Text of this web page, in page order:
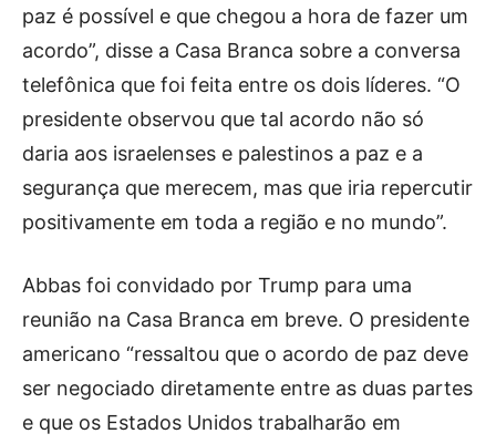
paz é possível e que chegou a hora de fazer um
acordo”, disse a Casa Branca sobre a conversa
telefônica que foi feita entre os dois líderes. “O
presidente observou que tal acordo não só
daria aos israelenses e palestinos a paz e a
segurança que merecem, mas que iria repercutir
positivamente em toda a região e no mundo”.
Abbas foi convidado por Trump para uma
reunião na Casa Branca em breve. O presidente
americano “ressaltou que o acordo de paz deve
ser negociado diretamente entre as duas partes
e que os Estados Unidos trabalharão em